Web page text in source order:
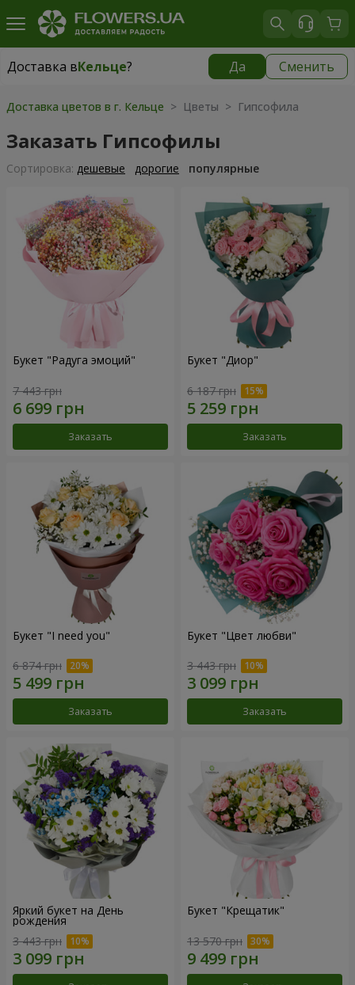
Доставка вКельце? Да Сменить
Доставка вКельце|
Доставка цветов в г. Кельце > Цветы > Гипсофила
Заказать Гипсофилы
Cортировка: дешевые дорогие популярные
Букет "Радуга эмоций"
7 443 грн
Заказать
Букет "Диор"
6 187 грн
Заказать
Букет "I need you"
6 874 грн
Заказать
Букет "Цвет любви"
3 443 грн
Заказать
Яркий букет на День
рождения
3 443 грн
Букет "Крещатик"
13 570 грн